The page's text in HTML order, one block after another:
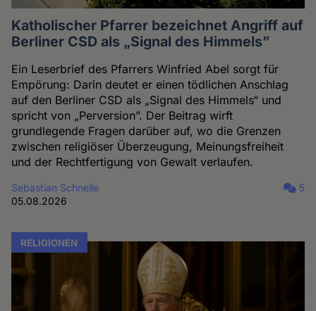
Katholischer Pfarrer bezeichnet Angriff auf
Berliner CSD als „Signal des Himmels”
Ein Leserbrief des Pfarrers Winfried Abel sorgt für
Empörung: Darin deutet er einen tödlichen Anschlag
auf den Berliner CSD als „Signal des Himmels“ und
spricht von „Perversion”. Der Beitrag wirft
grundlegende Fragen darüber auf, wo die Grenzen
zwischen religiöser Überzeugung, Meinungsfreiheit
und der Rechtfertigung von Gewalt verlaufen.
Sebastian Schnelle
05.08.2026
5
RELIGIONEN